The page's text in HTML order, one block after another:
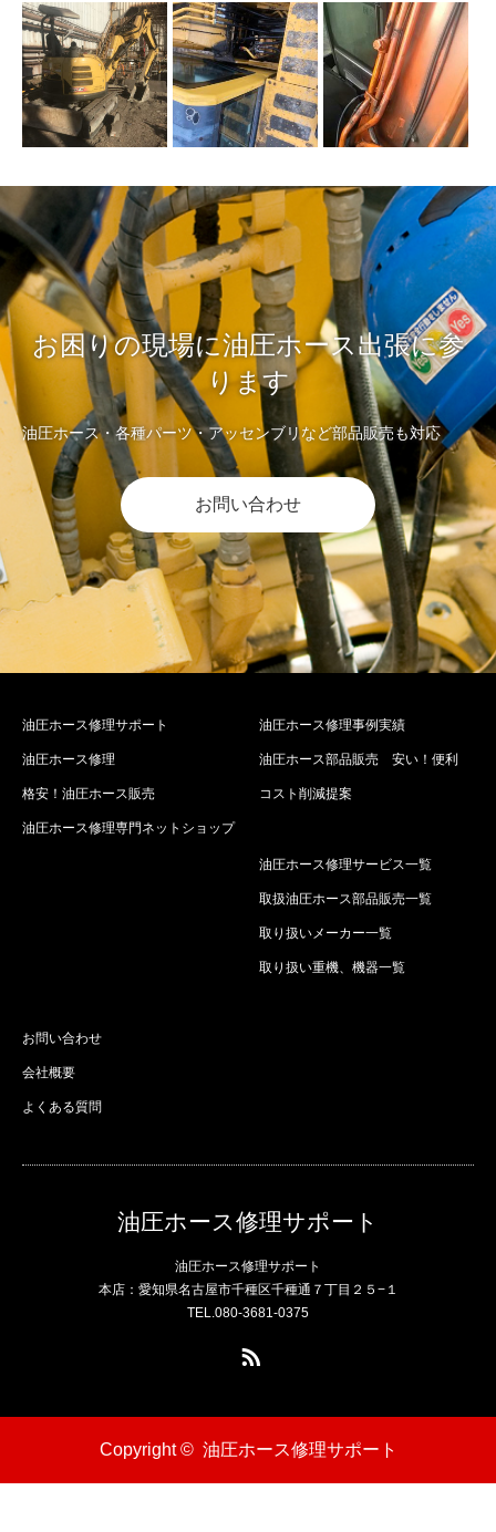
お困りの現場に油圧ホース出張に参
ります
油圧ホース・各種パーツ・アッセンブリなど部品販売も対応
お問い合わせ
油圧ホース修理サポート
油圧ホース修理
格安！油圧ホース販売
油圧ホース修理専門ネットショップ
油圧ホース修理事例実績
油圧ホース部品販売 安い！便利
コスト削減提案
油圧ホース修理サービス一覧
取扱油圧ホース部品販売一覧
取り扱いメーカー一覧
取り扱い重機、機器一覧
お問い合わせ
会社概要
よくある質問
油圧ホース修理サポート
油圧ホース修理サポート
本店：愛知県名古屋市千種区千種通７丁目２５−１
TEL.080-3681-0375
Copyright © 油圧ホース修理サポート